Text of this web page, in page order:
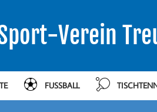
Verein
FUSSBALL